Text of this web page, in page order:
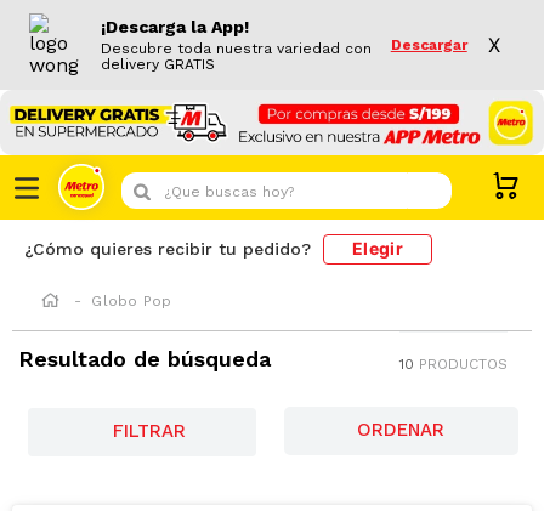
¡Descarga la App!
Descubre toda nuestra variedad con
delivery GRATIS
Descargar X
¿Que buscas hoy?
¿Cómo quieres recibir tu pedido? Elegir
Globo Pop
Resultado de búsqueda 10 PRODUCTOS
FILTRAR